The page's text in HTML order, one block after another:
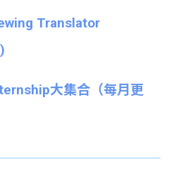
Translator
大集合 （每月更